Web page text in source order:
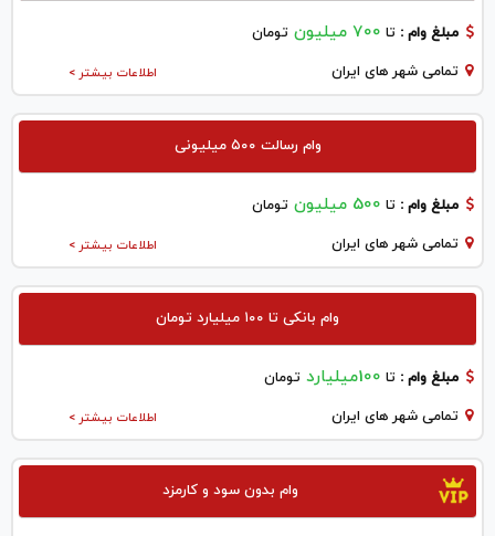
مبلغ وام : تا 700 میلیون تومان
اطلاعات بیشتر > تمامی شهر های ایران
وام رسالت ۵۰۰ میلیونی
مبلغ وام : تا 500 میلیون تومان
اطلاعات بیشتر > تمامی شهر های ایران
وام بانکی تا ۱۰۰ میلیارد تومان
مبلغ وام : تا 100میلیارد تومان
اطلاعات بیشتر > تمامی شهر های ایران
وام بدون سود و کارمزد